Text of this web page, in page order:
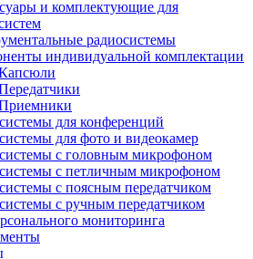
и комплектующие для
радиосистемы
индивидуальной комплектации
для конференций
для фото и видеокамер
с головным микрофоном
с петличным микрофоном
с поясным передатчиком
с ручным передатчиком
мониторинга